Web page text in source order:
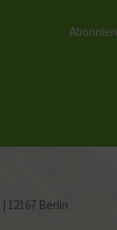
12167 Berlin